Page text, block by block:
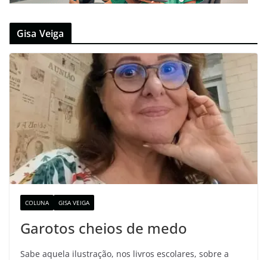
Gisa Veiga
COLUNA GISA VEIGA
Garotos cheios de medo
Sabe aquela ilustração, nos livros escolares, sobre a